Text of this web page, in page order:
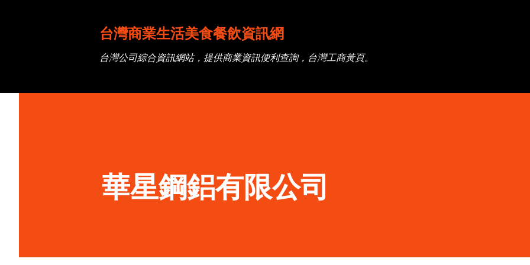
台灣商業生活美食餐飲資訊網
台灣公司綜合資訊網站，提供商業資訊便利查詢，台灣工商黃頁。
華星鋼鋁有限公司